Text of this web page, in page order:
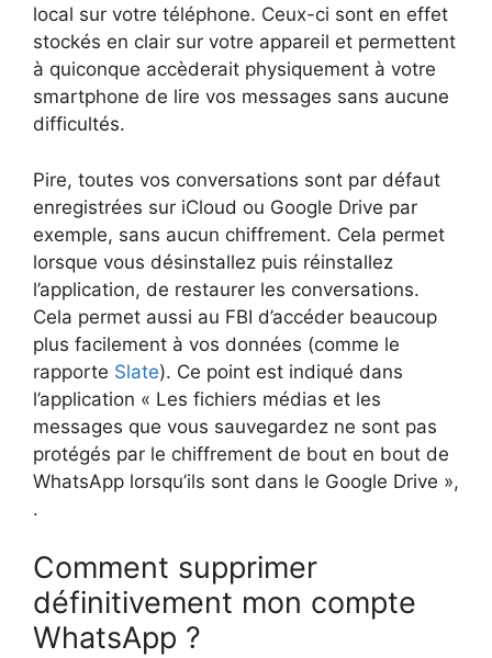
local sur votre téléphone. Ceux-ci sont en effet
stockés en clair sur votre appareil et permettent
à quiconque accèderait physiquement à votre
smartphone de lire vos messages sans aucune
difficultés.
Pire, toutes vos conversations sont par défaut
enregistrées sur iCloud ou Google Drive par
exemple, sans aucun chiffrement. Cela permet
lorsque vous désinstallez puis réinstallez
l’application, de restaurer les conversations.
Cela permet aussi au FBI d’accéder beaucoup
plus facilement à vos données (comme le
rapporte Slate). Ce point est indiqué dans
l’application « Les fichiers médias et les
messages que vous sauvegardez ne sont pas
protégés par le chiffrement de bout en bout de
WhatsApp lorsqu’ils sont dans le Google Drive »,
.
Comment supprimer
définitivement mon compte
WhatsApp ?